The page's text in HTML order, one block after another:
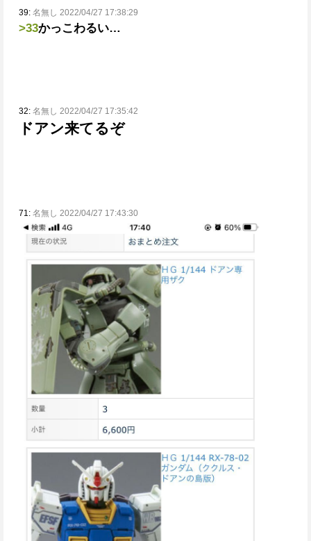
39: 名無し 2022/04/27 17:38:29
>33かっこわるい…
32: 名無し 2022/04/27 17:35:42
ドアン来てるぞ
71: 名無し 2022/04/27 17:43:30